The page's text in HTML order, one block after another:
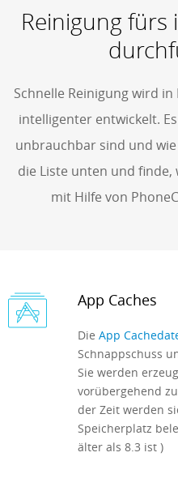
Support
Languages
Reinigung fürs
Schnelle Reinigung wird
intelligenter entwickelt.
unbrauchbar sind und
die Liste unten und finde,
mit Hilfe von
App Caches
Die App
Schnappschuss
Sie werden
vorübergehend
der Zeit werden
Speicherplatz
älter als 8.3 ist )